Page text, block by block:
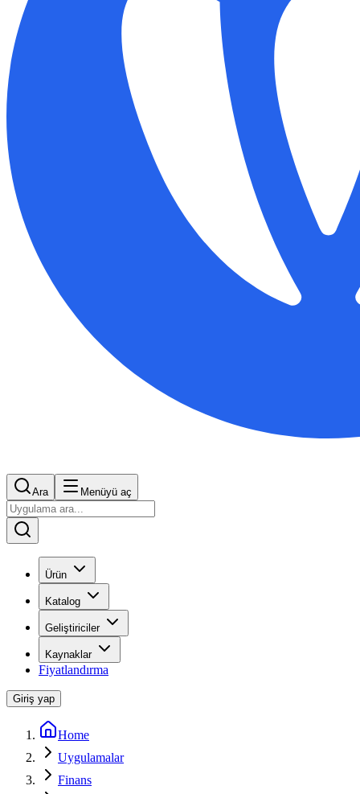
Ara Menüyü aç
Ürün
Katalog
Geliştiriciler
Kaynaklar
Fiyatlandırma
Giriş yap
Home
Uygulamalar
Finans